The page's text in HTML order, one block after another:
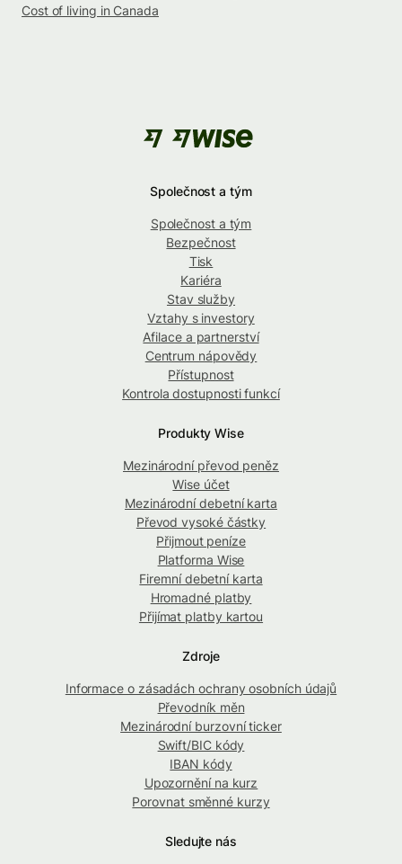
Cost of living in Canada
Společnost a tým
Společnost a tým
Bezpečnost
Tisk
Kariéra
Stav služby
Vztahy s investory
Afilace a partnerství
Centrum nápovědy
Přístupnost
Kontrola dostupnosti funkcí
Produkty Wise
Mezinárodní převod peněz
Wise účet
Mezinárodní debetní karta
Převod vysoké částky
Přijmout peníze
Platforma Wise
Firemní debetní karta
Hromadné platby
Přijímat platby kartou
Zdroje
Informace o zásadách ochrany osobních údajů
Převodník měn
Mezinárodní burzovní ticker
Swift/BIC kódy
IBAN kódy
Upozornění na kurz
Porovnat směnné kurzy
Sledujte nás